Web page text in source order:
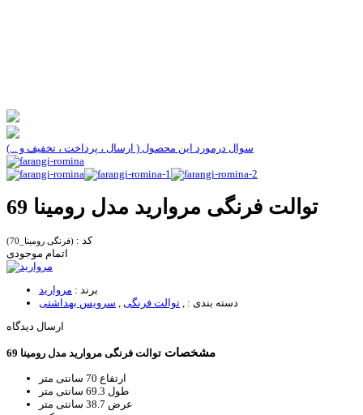
سوال درمورد این محصول ( ارسال ، پرداخت ، تخفیف و ...)
توالت فرنگی مروارید مدل رومینا 69
کد : (فرنگی رومینا_70)
اتمام موجودی
برند : مروارید
دسته بندی :
توالت فرنگی
سرویس بهداشتی
ارسال دیدگاه
مشخصات توالت فرنگی مروارید مدل رومینا 69
ارتفاع 70 سانتی متر
طول 69.3 سانتی متر
عرض 38.7 سانتی متر